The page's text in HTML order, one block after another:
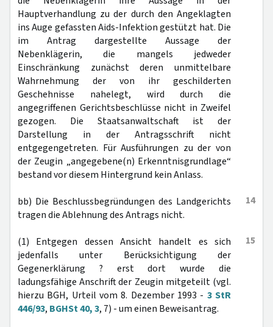
Hauptverhandlung zu der durch den Angeklagten
ins Auge gefassten Aids-Infektion gestützt hat. Die
im Antrag dargestellte Aussage der
Nebenklägerin, die mangels jedweder
Einschränkung zunächst deren unmittelbare
Wahrnehmung der von ihr geschilderten
Geschehnisse nahelegt, wird durch die
angegriffenen Gerichtsbeschlüsse nicht in Zweifel
gezogen. Die Staatsanwaltschaft ist der
Darstellung in der Antragsschrift nicht
entgegengetreten. Für Ausführungen zu der von
der Zeugin „angegebene(n) Erkenntnisgrundlage“
bestand vor diesem Hintergrund kein Anlass.
14
bb) Die Beschlussbegründungen des Landgerichts
tragen die Ablehnung des Antrags nicht.
15
(1) Entgegen dessen Ansicht handelt es sich
jedenfalls unter Berücksichtigung der
Gegenerklärung ? erst dort wurde die
ladungsfähige Anschrift der Zeugin mitgeteilt (vgl.
hierzu BGH, Urteil vom 8. Dezember 1993 - 3 StR
446/93, BGHSt 40, 3, 7) - um einen Beweisantrag.